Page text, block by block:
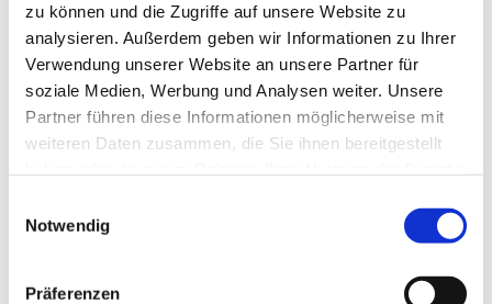
zu können und die Zugriffe auf unsere Website zu
analysieren. Außerdem geben wir Informationen zu Ihrer
Verwendung unserer Website an unsere Partner für
soziale Medien, Werbung und Analysen weiter. Unsere
Partner führen diese Informationen möglicherweise mit
weiteren Daten zusammen, die Sie ihnen bereitgestellt
Notwendig
Präferenzen
Dies könnte Sie auch
interessieren